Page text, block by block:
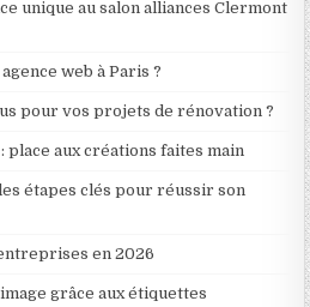
unique au salon alliances Clermont
web à Paris ?
pour vos projets de rénovation ?
place aux créations faites main
étapes clés pour réussir son
en 2026
grâce aux étiquettes